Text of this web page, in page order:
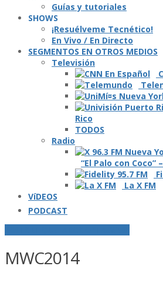
Guí­as y tutoriales
SHOWS
¡Resuélveme Tecnético!
En Vivo / En Directo
SEGMENTOS EN OTROS MEDIOS
Televisión
Rico
TODOS
Radio
“El Palo con Coco”
La X FM
VíDEOS
PODCAST
MWC2014